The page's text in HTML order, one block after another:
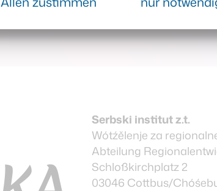
Serbski institut z.t.
Wótźělenje za
Abteilung
Schloßkirchplatz 2
03046 Cottbus/